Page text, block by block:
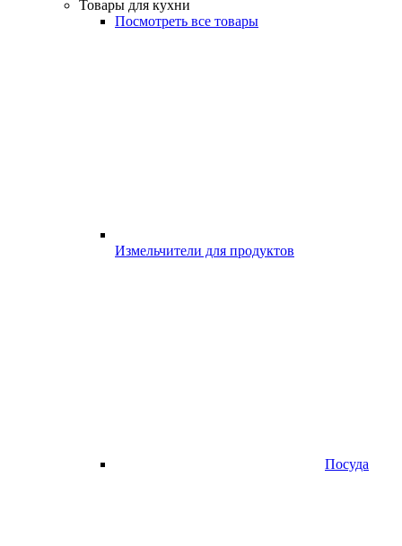
Товары для кухни
Посмотреть все товары
Измельчители для продуктов
Посуда